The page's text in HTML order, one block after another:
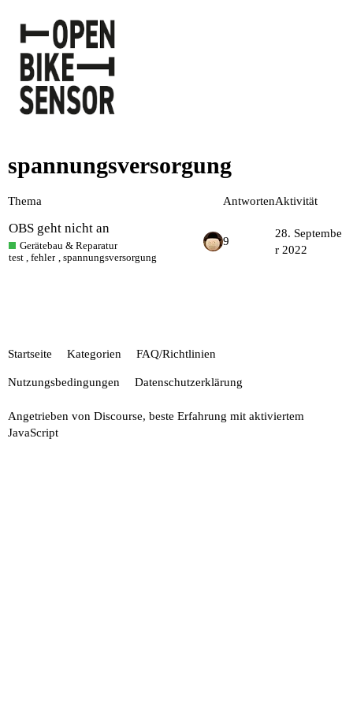
spannungsversorgung
Thema AntwortenAktivität
OBS geht nicht an
Gerätebau & Reparatur
test ,fehler , spannungsversorgung
9
28. Septembe
r 2022
Startseite Kategorien FAQ/Richtlinien
Nutzungsbedingungen Datenschutzerklärung
Angetrieben von Discourse, beste Erfahrung mit aktiviertem
JavaScript